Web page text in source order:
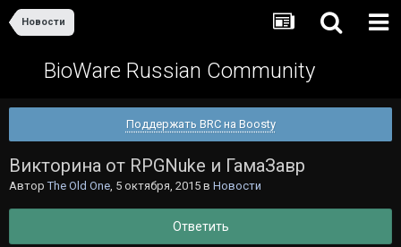
Новости
BioWare Russian Community
Поддержать BRC на Boosty
Викторина от RPGNuke и ГамаЗавр
АвторThe Old One, 5 октября, 2015 в Новости
Ответить